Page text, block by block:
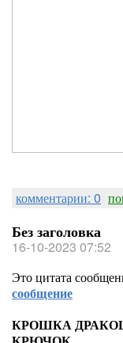
комментарии: 0
Без заголовка
16-10-2023 07:52
Это цитата
сообщение
КРОШКА